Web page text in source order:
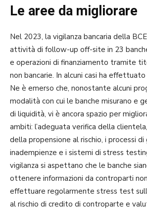
Le aree da migliorare
Nel 2023, la vigilanza bancaria della
attività di follow-up off-site in 23
e operazioni di finanziamento tramite
non bancarie. In alcuni casi ha effettuato
Ne è emerso che, nonostante alcuni
modalità con cui le banche misurano e
di liquidità, vi è ancora spazio per
ambiti: l’adeguata verifica della
della propensione al rischio, i processi
inadempienze e i sistemi di stress
vigilanza si aspettano che le banche
ottenere informazioni da controparti
effettuare regolarmente stress test
al rischio di credito di controparte e